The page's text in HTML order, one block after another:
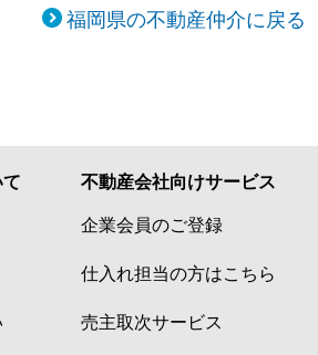
福岡県の不動産仲介に戻る
不動産会社向けサービス
企業会員のご登録
仕入れ担当の方はこちら
売主取次サービス